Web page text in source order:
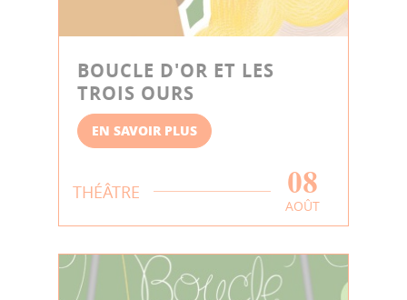
BOUCLE D'OR ET LES
TROIS OURS
EN SAVOIR PLUS
THÉÂTRE 08
AOÛT